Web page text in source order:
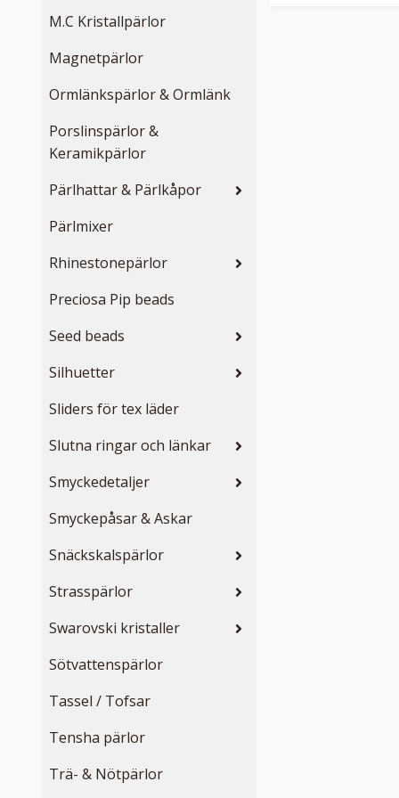
M.C Kristallpärlor
Magnetpärlor
Ormlänkspärlor & Ormlänk
Porslinspärlor &
Keramikpärlor
Pärlhattar & Pärlkåpor
Pärlmixer
Rhinestonepärlor
Preciosa Pip beads
Seed beads
Silhuetter
Sliders för tex läder
Slutna ringar och länkar
Smyckedetaljer
Smyckepåsar & Askar
Snäckskalspärlor
Strasspärlor
Swarovski kristaller
Sötvattenspärlor
Tassel / Tofsar
Tensha pärlor
Trä- & Nötpärlor